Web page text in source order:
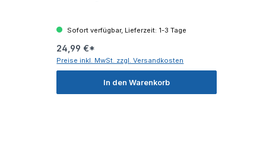
Sofort verfügbar, Lieferzeit: 1-3 Tage
24,99 €*
Preise inkl. MwSt. zzgl. Versandkosten
In den Warenkorb